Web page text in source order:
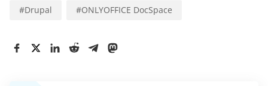
#Drupal #ONLYOFFICE DocSpace